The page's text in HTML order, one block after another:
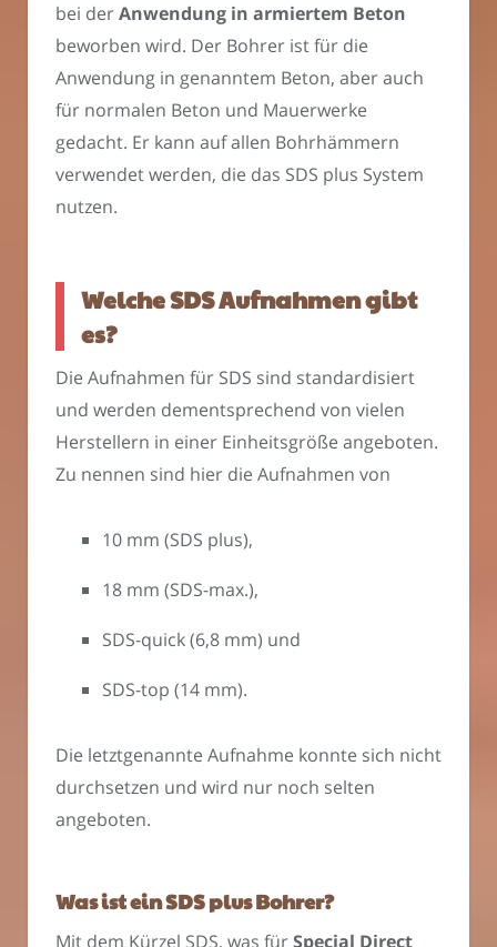
bei derAnwendung in armiertem Beton
beworben wird. Der Bohrer ist für die
Anwendung in genanntem Beton, aber auch
für normalen Beton und Mauerwerke
gedacht. Er kann auf allen Bohrhämmern
verwendet werden, die das SDS plus System
nutzen.
Welche SDS Aufnahmen gibt
es?
Die Aufnahmen für SDS sind standardisiert
und werden dementsprechend von vielen
Herstellern in einer Einheitsgröße angeboten.
Zu nennen sind hier die Aufnahmen von
10 mm (SDS plus),
18 mm (SDS-max.),
SDS-quick (6,8 mm) und
SDS-top (14 mm).
Die letztgenannte Aufnahme konnte sich nicht
durchsetzen und wird nur noch selten
angeboten.
Was ist ein SDS plus Bohrer?
Mit dem Kürzel SDS, was fürSpecial Direct